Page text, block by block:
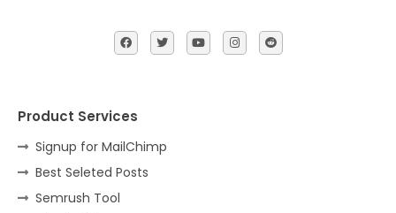
Product Services
Signup for MailChimp
Best Seleted Posts
Semrush Tool